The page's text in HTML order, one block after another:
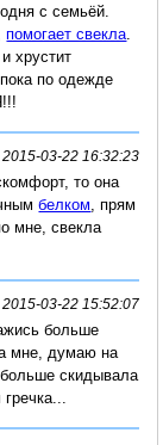
с семьёй.
помогает свекла
и хрустит
по одежде
2015-03-22 16:32:23
то она
белком , прям
мне, свекла
2015-03-22 15:52:07
больше
мне, думаю на
скидывала